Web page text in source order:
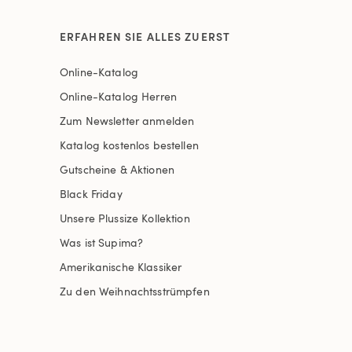
ERFAHREN SIE ALLES ZUERST
Online-Katalog
Online-Katalog Herren
Zum Newsletter anmelden
Katalog kostenlos bestellen
Gutscheine & Aktionen
Black Friday
Unsere Plussize Kollektion
Was ist Supima?
Amerikanische Klassiker
Zu den Weihnachtsstrümpfen